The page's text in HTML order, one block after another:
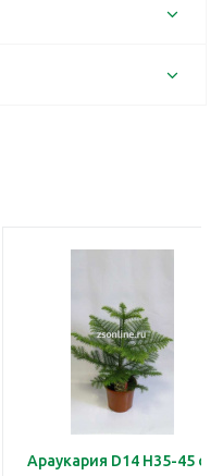
Араукария D14 H35-45 см